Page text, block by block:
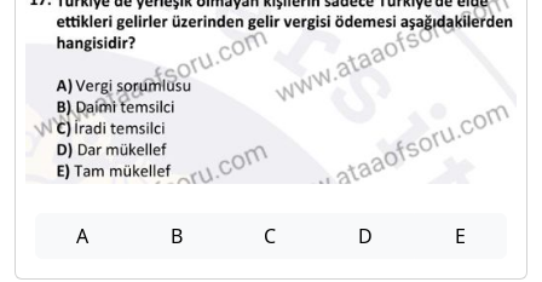
A B C D E